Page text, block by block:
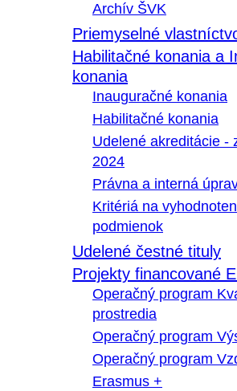
Archív ŠVK
Priemyselné
Habilitačné konania a
konania
Inauguračné konania
Habilitačné konania
Udelené akreditácie -
2024
Právna a interná
Kritériá na
podmienok
Udelené čestné tituly
Projekty financované
Operačný program
prostredia
Operačný program
Operačný program
Erasmus +